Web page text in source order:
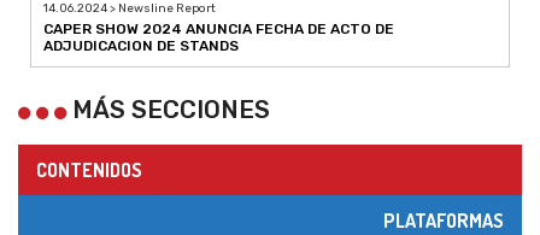
14.06.2024 > Newsline Report
CAPER SHOW 2024 ANUNCIA FECHA DE ACTO DE
ADJUDICACION DE STANDS
MÁS SECCIONES
CONTENIDOS
PLATAFORMAS